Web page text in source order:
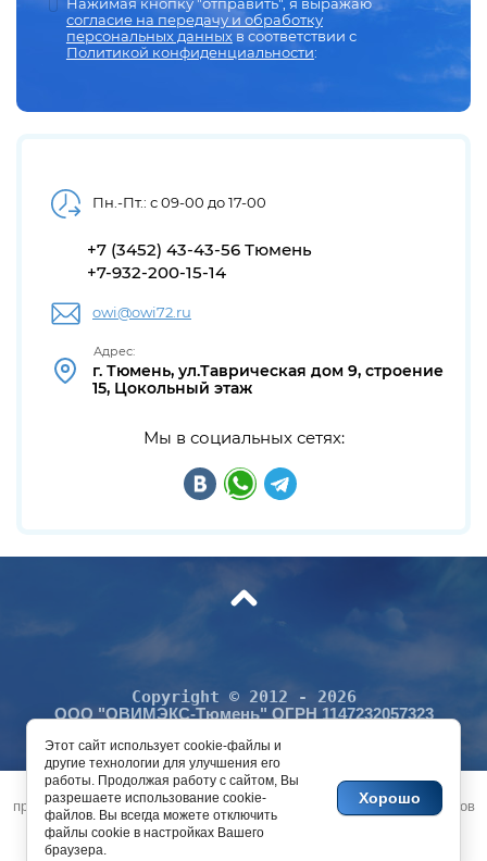
согласие на передачу и обработку
персональных данныхв соответствии с
Политикой конфиденциальности:
Пн.-Пт.: с 09-00 до 17-00
+7 (3452) 43-43-56 Тюмень
+7-932-200-15-14
owi@owi72.ru
Адрес:
г. Тюмень, ул.Таврическая дом 9, строение
15, Цокольный этаж
Мы в социальных сетях:
Copyright © 2012 - 2026
ООО "ОВИМЭКС-Тюмень" ОГРН 1147232057323
Цены на сайте не являютсяпубличной
Политика конфиденциальности
Поддержка.Разработка сайтов в Megagroup.
Этот сайт использует файлы cookie и метаданные. Продолжая
просматривать его, вы соглашаетесь на использование нами файлов
cookie и метаданных в соответствии с
конфиденциальности
Этот сайт использует cookie-файлы и
другие технологии для улучшения его
работы. Продолжая работу с сайтом, Вы
разрешаете использование cookie-
файлов. Вы всегда можете отключить
файлы cookie в настройках Вашего
браузера.
Хорошо